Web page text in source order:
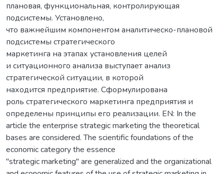
плановая, функциональная, контролирующая
подсистемы. Установлено,
что важнейшим компонентом аналитическо-плановой
подсистемы стратегического
маркетинга на этапах установления целей
и ситуационного анализа выступает анализ
стратегической ситуации, в которой
находится предприятие. Сформулирована
роль стратегического маркетинга предприятия и
определены принципы его реализации. EN: In the
article the enterprise strategic marketing the theoretical
bases are considered. The scientific foundations of the
economic category the essence
"strategic marketing" are generalized and the organizational